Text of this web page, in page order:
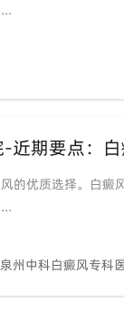
近期要点：
的优质选择。白
泉州中科白癜风专科